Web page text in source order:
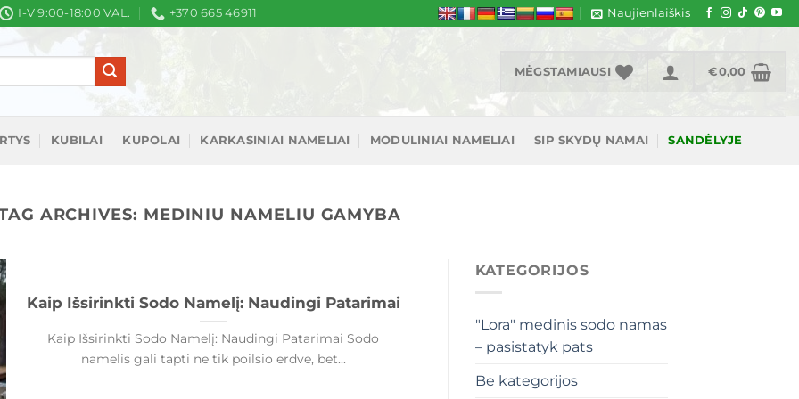
I-V 9:00-18:00 VAL. +370 665 46911 Naujienlaiškis
MĖGSTAMIAUSI €0,00
KUBILAI KUPOLAI KARKASINIAI NAMELIAI MODULINIAI NAMELIAI SIP SKYDŲ NAMAI SANDĖLYJE
ARCHIVES: MEDINIU NAMELIU GAMYBA
Kaip Išsirinkti Sodo Namelį: Naudingi Patarimai
Kaip Išsirinkti Sodo Namelį: Naudingi Patarimai Sodo
namelis gali tapti ne tik poilsio erdve, bet...
KATEGORIJOS
"Lora" medinis sodo namas
– pasistatyk pats
Be kategorijos